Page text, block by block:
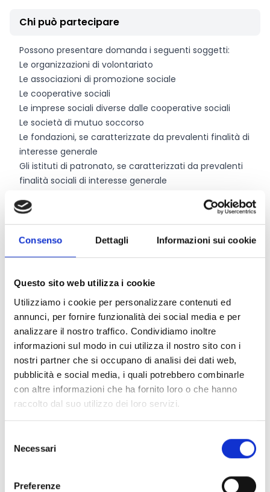
Consenso Dettagli Informazioni sui cookie
Questo sito web utilizza i cookie
Utilizziamo i cookie per personalizzare contenuti ed
annunci, per fornire funzionalità dei social media e per
analizzare il nostro traffico. Condividiamo inoltre
informazioni sul modo in cui utilizza il nostro sito con i
nostri partner che si occupano di analisi dei dati web,
pubblicità e social media, i quali potrebbero combinarle
con altre informazioni che ha fornito loro o che hanno
raccolto dal suo utilizzo dei loro servizi.
delNecessari
Preferenze
Chi può partecipare
Possono presentare domanda i seguenti soggetti:
Le organizzazioni di volontariato
Le associazioni di promozione sociale
Le cooperative sociali
Le imprese sociali diverse dalle cooperative sociali
Le società di mutuo soccorso
Le fondazioni, se caratterizzate da prevalenti finalità di
interesse generale
Gli istituti di patronato, se caratterizzati da prevalenti
finalità sociali di interesse generale
religiose
I Centri integrati di Via (CIV) ed i Comitati purché
legalmente costituiti.
di ogni ordine e grado anche paritarie, e le cooperative
sociali potranno accedere al contributo
esclusivamente per iniziative di carattere comunitario,
svolte al di fuori delle proprie sedi istituzionali e offerte
a tutta la cittadinanza.
Entità del contributo
La dotazione finanziaria complessiva ammonta a
11.000 Euro.
non potrà superare il
non potrà superare il tetto massimo di
1000 Euro.